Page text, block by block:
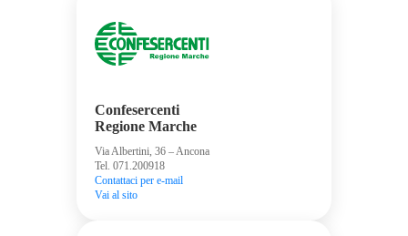
Confesercenti
Regione Marche
Via Albertini, 36 – Ancona
Tel. 071.200918
Contattaci per e-mail
Vai al sito